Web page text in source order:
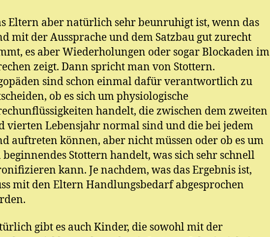
Eltern aber natürlich sehr beunruhigt ist, wenn das
mit der Aussprache und dem Satzbau gut zurecht
es aber Wiederholungen oder sogar Blockaden im
zeigt. Dann spricht man von Stottern.
sind schon einmal dafür verantwortlich zu
ob es sich um physiologische
handelt, die zwischen dem zweiten
vierten Lebensjahr normal sind und die bei jedem
auftreten können, aber nicht müssen oder ob es um
beginnendes Stottern handelt, was sich sehr schnell
kann. Je nachdem, was das Ergebnis ist,
mit den Eltern Handlungsbedarf abgesprochen
gibt es auch Kinder, die sowohl mit der